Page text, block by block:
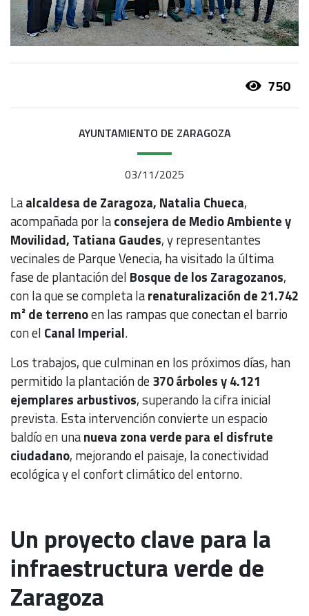
750
AYUNTAMIENTO DE ZARAGOZA
03/11/2025
Laalcaldesa de Zaragoza, Natalia Chueca,
acompañada por laconsejera de Medio Ambiente y
Movilidad, Tatiana Gaudes, y representantes
vecinales de Parque Venecia, ha visitado la última
fase de plantación del Bosque de los Zaragozanos,
con la que se completa larenaturalización de 21.742
m² de terrenoen las rampas que conectan el barrio
con el Canal Imperial.
Los trabajos, que culminan en los próximos días, han
permitido la plantación de370 árboles y 4.121
ejemplares arbustivos, superando la cifra inicial
prevista. Esta intervención convierte un espacio
baldío en unanueva zona verde para el disfrute
ciudadano, mejorando el paisaje, la conectividad
ecológica y el confort climático del entorno.
Un proyecto clave para la
infraestructura verde de
Zaragoza